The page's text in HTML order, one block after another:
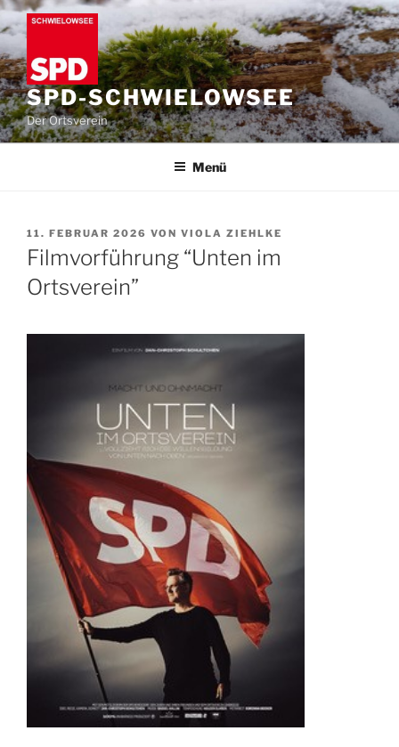
Zum
Inhalt
springen
SPD-SCHWIELOWSEE
Der Ortsverein
Menü
VERÖFFENTLICHT
AM
11. FEBRUAR 2026 VON VIOLA ZIEHLKE
Filmvorführung “Unten im
Ortsverein”